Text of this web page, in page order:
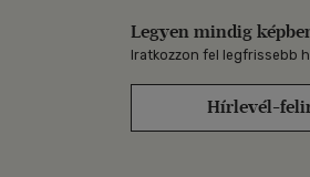
Legyen mindig
Iratkozzon fel legfrissebb
Hírlevél-